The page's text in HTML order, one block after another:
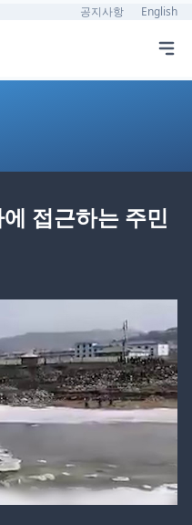
공지사항 English
접근하는 주민